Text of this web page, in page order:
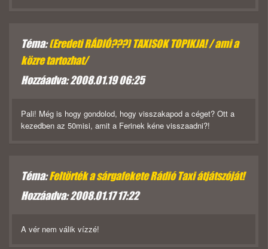
Téma:(Eredeti RÁDIÓ???) TAXISOK TOPIKJA! / ami a
közre tartozhat/
Hozzáadva: 2008.01.19 06:25
Pali! Még is hogy gondolod, hogy visszakapod a céget? Ott a
kezedben az 50misi, amit a Ferinek kéne visszaadni?!
Téma:Feltörték a sárgafekete Rádió Taxi átjátszóját!
Hozzáadva: 2008.01.17 17:22
A vér nem válik vízzé!